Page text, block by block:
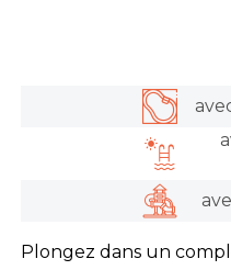
Plongez dans un